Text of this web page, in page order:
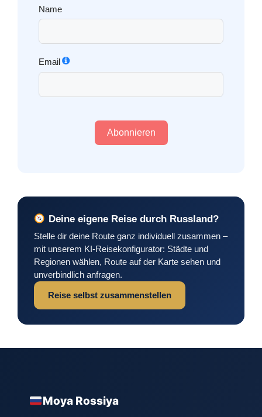
Name
Email
Abonnieren
Deine eigene Reise durch Russland?
Stelle dir deine Route ganz individuell zusammen –
mit unserem KI-Reisekonfigurator: Städte und
Regionen wählen, Route auf der Karte sehen und
unverbindlich anfragen.
Reise selbst zusammenstellen
Moya Rossiya